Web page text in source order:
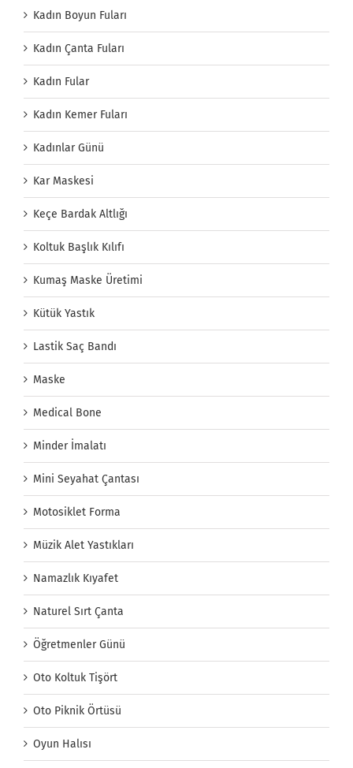
Kadın Boyun Fuları
Kadın Çanta Fuları
Kadın Fular
Kadın Kemer Fuları
Kadınlar Günü
Kar Maskesi
Keçe Bardak Altlığı
Koltuk Başlık Kılıfı
Kumaş Maske Üretimi
Kütük Yastık
Lastik Saç Bandı
Maske
Medical Bone
Minder İmalatı
Mini Seyahat Çantası
Motosiklet Forma
Müzik Alet Yastıkları
Namazlık Kıyafet
Naturel Sırt Çanta
Öğretmenler Günü
Oto Koltuk Tişört
Oto Piknik Örtüsü
Oyun Halısı